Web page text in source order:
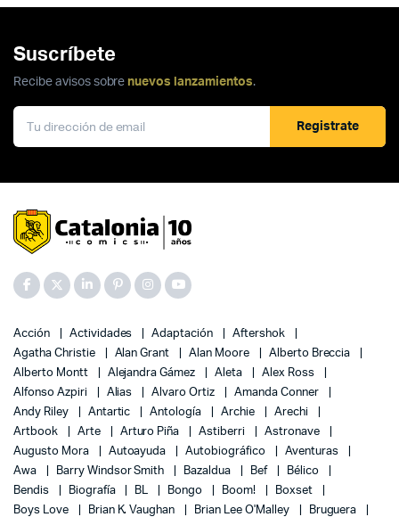
Suscríbete
Recibe avisos sobre nuevos lanzamientos.
Registrate
Acción Actividades Adaptación
Aftershok
Agatha Christie
Alan Grant Alan Moore
Alberto Breccia
Alberto Montt
Alejandra Gámez Aleta
Alex Ross
Alfonso Azpiri
Alias Alvaro Ortiz
Amanda Conner
Andy Riley
Antartic Antología Archie
Arechi
Artbook
Arte Arturo Piña Astiberri
Astronave
Augusto Mora
Autoayuda Autobiográfico
Aventuras
Awa
Barry Windsor Smith Bazaldua Bef
Bélico
Bendis
Biografía BL Bongo Boom!
Boxset
Boys Love
Brian K. Vaughan Brian Lee O'Malley
Bruguera